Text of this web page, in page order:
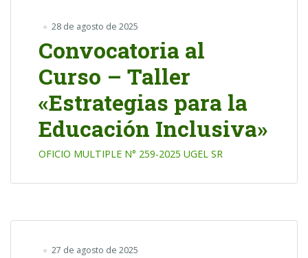
28 de agosto de 2025
Convocatoria al
Curso – Taller
«Estrategias para la
Educación Inclusiva»
OFICIO MULTIPLE N° 259-2025 UGEL SR
27 de agosto de 2025